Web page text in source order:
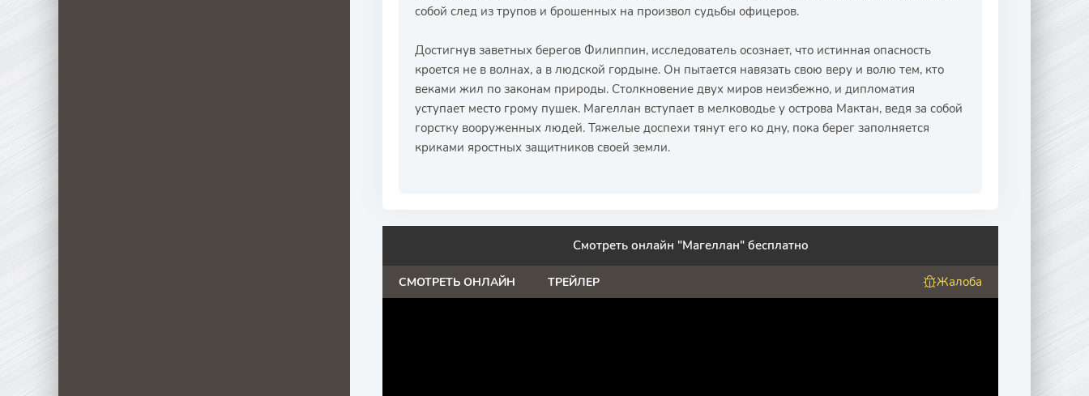
собой след из трупов и брошенных на произвол судьбы офицеров.
Достигнув заветных берегов Филиппин, исследователь осознает, что истинная опасность
кроется не в волнах, а в людской гордыне. Он пытается навязать свою веру и волю тем, кто
веками жил по законам природы. Столкновение двух миров неизбежно, и дипломатия
уступает место грому пушек. Магеллан вступает в мелководье у острова Мактан, ведя за собой
горстку вооруженных людей. Тяжелые доспехи тянут его ко дну, пока берег заполняется
криками яростных защитников своей земли.
Смотреть онлайн "Магеллан" бесплатно
СМОТРЕТЬ ОНЛАЙН ТРЕЙЛЕР Жалоба